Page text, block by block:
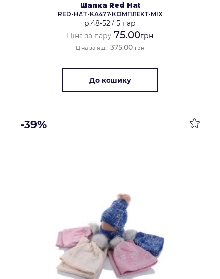
Шапка Red Hat
RED-HAT-KA477-КОМПЛЕКТ-MIX
р.48-52 / 5 пар
Ціна за пару 75.00грн
Ціна за ящ. 375.00 грн
До кошику
-39%